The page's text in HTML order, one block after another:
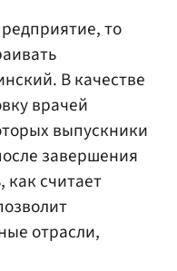
то
В качестве
врачей
выпускники
завершения
как считает
отрасли,